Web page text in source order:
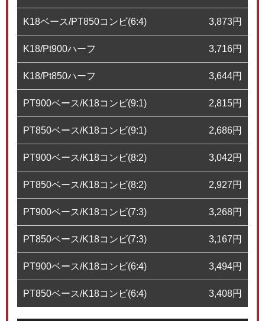
K18ベース/PT850コンビ(6:4) 3,873円
K18/Pt900ハーフ 3,716円
K18/Pt850ハーフ 3,644円
PT900ベース/K18コンビ(9:1) 2,815円
PT850ベース/K18コンビ(9:1) 2,686円
PT900ベース/K18コンビ(8:2) 3,042円
PT850ベース/K18コンビ(8:2) 2,927円
PT900ベース/K18コンビ(7:3) 3,268円
PT850ベース/K18コンビ(7:3) 3,167円
PT900ベース/K18コンビ(6:4) 3,494円
PT850ベース/K18コンビ(6:4) 3,408円